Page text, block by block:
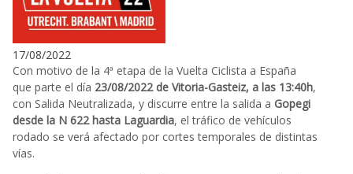
17/08/2022
Con motivo de la 4ª etapa de la Vuelta Ciclista a España
que parte el día 23/08/2022 de Vitoria-Gasteiz, a las 13:40h,
con Salida Neutralizada, y discurre entre la salida a Gopegi
desde la N 622 hasta Laguardia, el tráfico de vehículos
rodado se verá afectado por cortes temporales de distintas
vías.